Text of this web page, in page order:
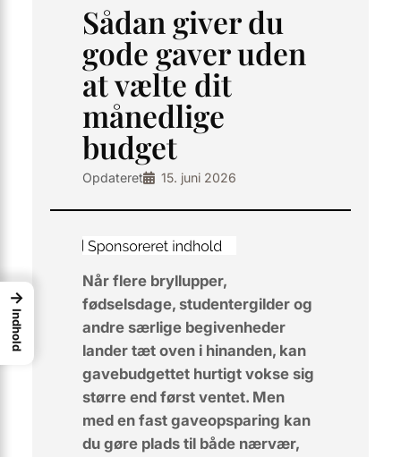
Sådan giver du
gode gaver uden
at vælte dit
månedlige
budget
Opdateret 15. juni 2026
Når flere bryllupper,
fødselsdage, studentergilder og
andre særlige begivenheder
lander tæt oven i hinanden, kan
gavebudgettet hurtigt vokse sig
større end først ventet. Men
med en fast gaveopsparing kan
du gøre plads til både nærvær,
→
Indhold